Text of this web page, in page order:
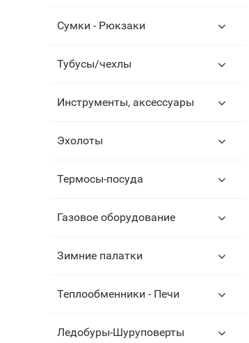
Сумки - Рюкзаки
Тубусы/чехлы
Инструменты, аксессуары
Эхолоты
Термосы-посуда
Газовое оборудование
Зимние палатки
Теплообменники - Печи
Ледобуры-Шуруповерты